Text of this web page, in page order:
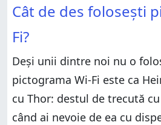
Cât de des folosești
Fi?
Deși unii dintre noi nu o
pictograma Wi-Fi este ca
cu Thor: destul de trecută
când ai nevoie de ea cu